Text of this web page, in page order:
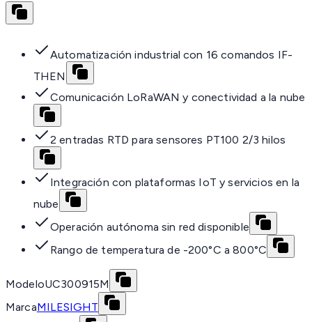
Automatización industrial con 16 comandos IF-
THEN
Comunicación LoRaWAN y conectividad a la nube
2 entradas RTD para sensores PT100 2/3 hilos
Integración con plataformas IoT y servicios en la
nube
Operación autónoma sin red disponible
Rango de temperatura de -200°C a 800°C
ModeloUC300915M
MarcaMILESIGHT